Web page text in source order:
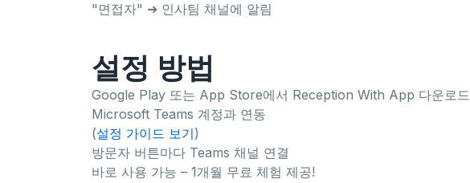
"면접자" ➔ 인사팀 채널에 알림
설정 방법
Google Play 또는 App Store에서 Reception With App 다운로드
Microsoft Teams 계정과 연동
(설정 가이드 보기)
방문자 버튼마다 Teams 채널 연결
바로 사용 가능 – 1개월 무료 체험 제공!